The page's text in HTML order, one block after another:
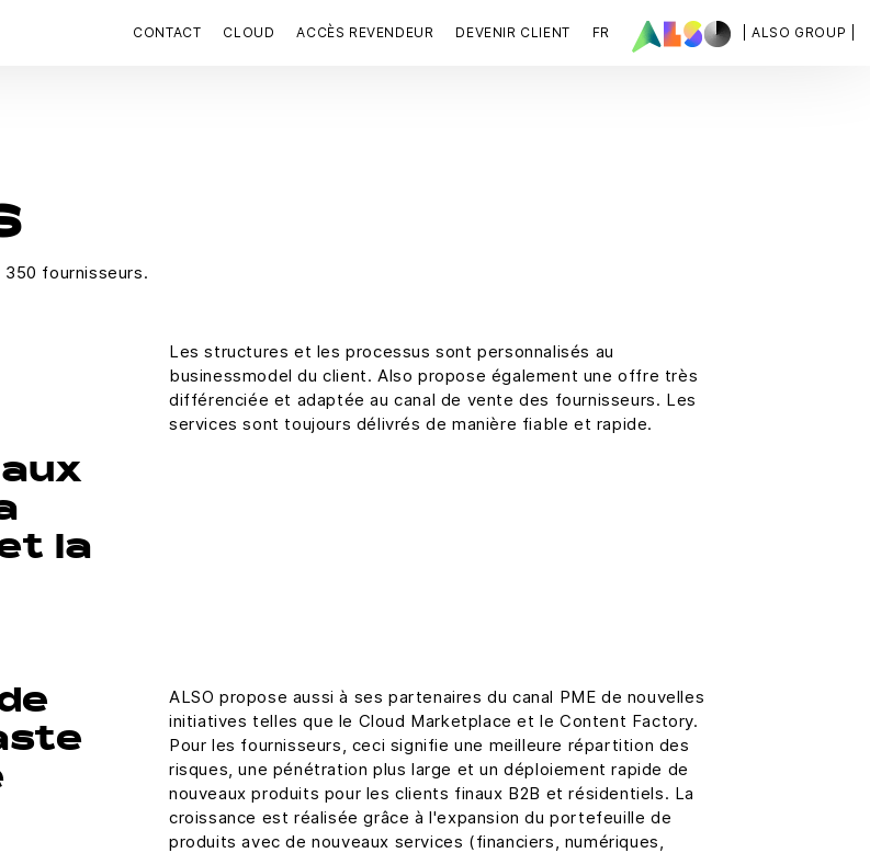
| ALSO GROUP |
CONTACT CLOUD ACCÈS REVENDEUR DEVENIR CLIENT FR
fournisseurs.
la
Les structures et les processus sont personnalisés au
businessmodel du client. Also propose également une offre très
différenciée et adaptée au canal de vente des fournisseurs. Les
services sont toujours délivrés de manière fiable et rapide.
ALSO propose aussi à ses partenaires du canal PME de nouvelles
initiatives telles que le Cloud Marketplace et le Content Factory.
Pour les fournisseurs, ceci signifie une meilleure répartition des
risques, une pénétration plus large et un déploiement rapide de
nouveaux produits pour les clients finaux B2B et résidentiels. La
croissance est réalisée grâce à l'expansion du portefeuille de
produits avec de nouveaux services (financiers, numériques,